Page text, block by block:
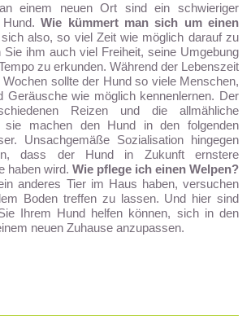
einem neuen Ort sind ein schwieriger
Hund.Wie kümmert man sich um einen
also, so viel Zeit wie möglich darauf zu
Sie ihm auch viel Freiheit, seine Umgebung
zu erkunden. Während der Lebenszeit
sollte der Hund so viele Menschen,
Geräusche wie möglich kennenlernen. Der
Reizen und die allmähliche
sie machen den Hund in den folgenden
Unsachgemäße Sozialisation hingegen
dass der Hund in Zukunft ernstere
haben wird. Wie pflege ich einen Welpen?
anderes Tier im Haus haben, versuchen
Boden treffen zu lassen. Und hier sind
Ihrem Hund helfen können, sich in den
neuen Zuhause anzupassen.